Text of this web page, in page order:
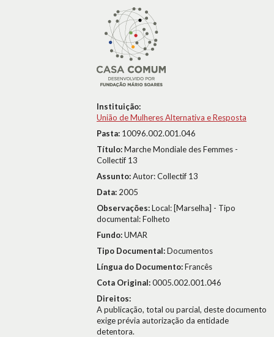
Instituição:
União de Mulheres Alternativa e Resposta
Pasta: 10096.002.001.046
Título:Marche Mondiale des Femmes -
Collectif 13
Assunto:Autor: Collectif 13
Data: 2005
Observações:Local: [Marselha] - Tipo
documental: Folheto
Fundo:UMAR
Tipo Documental:Documentos
Língua do Documento:Francês
Cota Original:0005.002.001.046
Direitos:
A publicação, total ou parcial, deste documento
exige prévia autorização da entidade
detentora.